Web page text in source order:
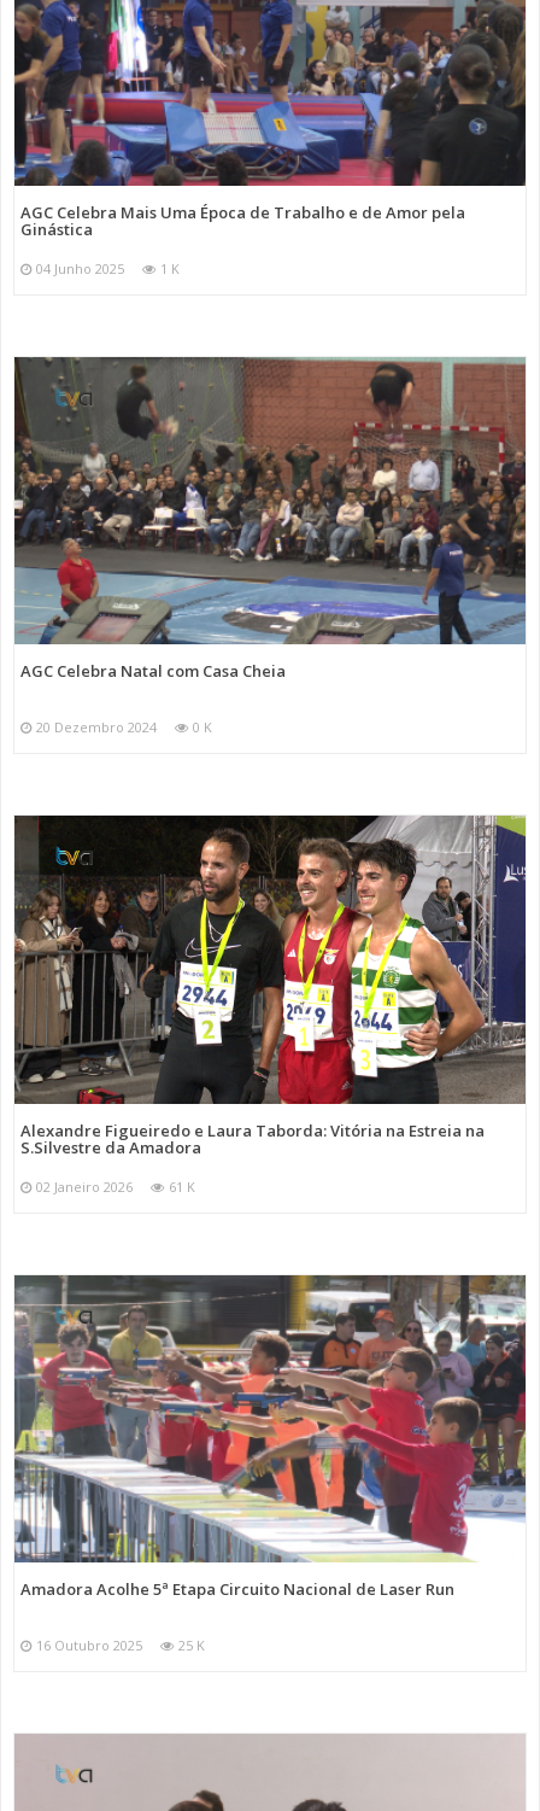
AGC Celebra Mais Uma Época de Trabalho e de Amor pela
Ginástica
04 Junho 2025 1 K
AGC Celebra Natal com Casa Cheia
20 Dezembro 2024 0 K
Alexandre Figueiredo e Laura Taborda: Vitória na Estreia na
S.Silvestre da Amadora
02 Janeiro 2026 61 K
Amadora Acolhe 5ª Etapa Circuito Nacional de Laser Run
16 Outubro 2025 25 K